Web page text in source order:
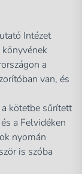
Intézet
a
van, és
kötetbe sűrített
a Felvidéken
nyomán
is szóba